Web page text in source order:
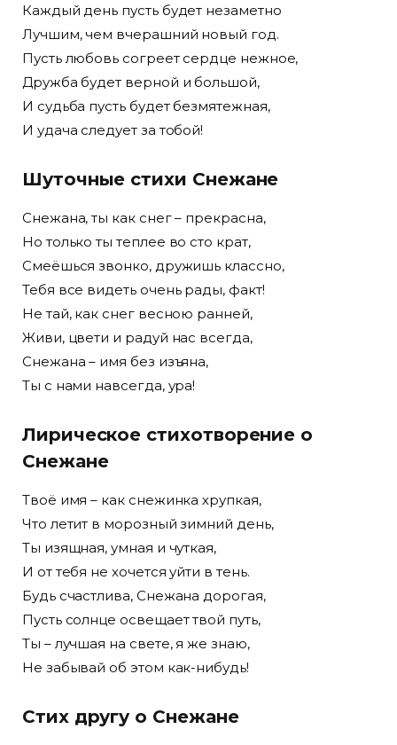
Каждый день пусть будет незаметно
Лучшим, чем вчерашний новый год.
Пусть любовь согреет сердце нежное,
Дружба будет верной и большой,
И судьба пусть будет безмятежная,
И удача следует за тобой!
Шуточные стихи Снежане
Снежана, ты как снег – прекрасна,
Но только ты теплее во сто крат,
Смеёшься звонко, дружишь классно,
Тебя все видеть очень рады, факт!
Не тай, как снег весною ранней,
Живи, цвети и радуй нас всегда,
Снежана – имя без изъяна,
Ты с нами навсегда, ура!
Лирическое стихотворение о
Снежане
Твоё имя – как снежинка хрупкая,
Что летит в морозный зимний день,
Ты изящная, умная и чуткая,
И от тебя не хочется уйти в тень.
Будь счастлива, Снежана дорогая,
Пусть солнце освещает твой путь,
Ты – лучшая на свете, я же знаю,
Не забывай об этом как-нибудь!
Стих другу о Снежане